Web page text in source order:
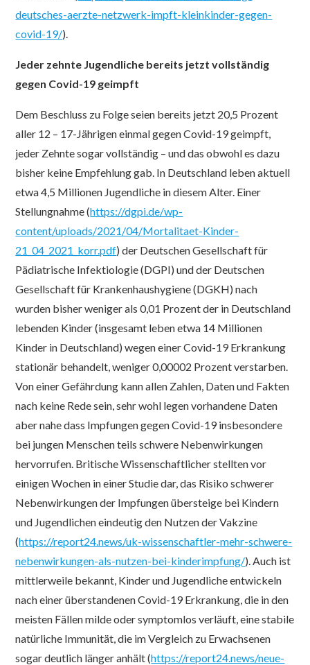
deutsches-aerzte-netzwerk-impft-kleinkinder-gegen-
covid-19/).
Jeder zehnte Jugendliche bereits jetzt vollständig
gegen Covid-19 geimpft
Dem Beschluss zu Folge seien bereits jetzt 20,5 Prozent
aller 12 – 17-Jährigen einmal gegen Covid-19 geimpft,
jeder Zehnte sogar vollständig – und das obwohl es dazu
bisher keine Empfehlung gab. In Deutschland leben aktuell
etwa 4,5 Millionen Jugendliche in diesem Alter. Einer
Stellungnahme (https://dgpi.de/wp-
content/uploads/2021/04/Mortalitaet-Kinder-
21_04_2021_korr.pdf) der Deutschen Gesellschaft für
Pädiatrische Infektiologie (DGPI) und der Deutschen
Gesellschaft für Krankenhaushygiene (DGKH) nach
wurden bisher weniger als 0,01 Prozent der in Deutschland
lebenden Kinder (insgesamt leben etwa 14 Millionen
Kinder in Deutschland) wegen einer Covid-19 Erkrankung
stationär behandelt, weniger 0,00002 Prozent verstarben.
Von einer Gefährdung kann allen Zahlen, Daten und Fakten
nach keine Rede sein, sehr wohl legen vorhandene Daten
aber nahe dass Impfungen gegen Covid-19 insbesondere
bei jungen Menschen teils schwere Nebenwirkungen
hervorrufen. Britische Wissenschaftlicher stellten vor
einigen Wochen in einer Studie dar, das Risiko schwerer
Nebenwirkungen der Impfungen übersteige bei Kindern
und Jugendlichen eindeutig den Nutzen der Vakzine
(https://report24.news/uk-wissenschaftler-mehr-schwere-
nebenwirkungen-als-nutzen-bei-kinderimpfung/). Auch ist
mittlerweile bekannt, Kinder und Jugendliche entwickeln
nach einer überstandenen Covid-19 Erkrankung, die in den
meisten Fällen milde oder symptomlos verläuft, eine stabile
natürliche Immunität, die im Vergleich zu Erwachsenen
sogar deutlich länger anhält (https://report24.news/neue-